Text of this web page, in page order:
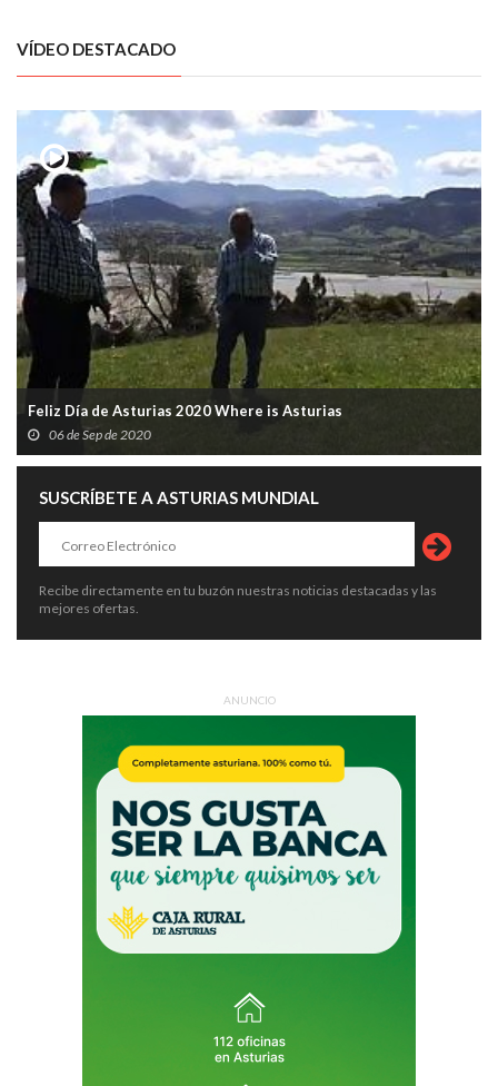
VÍDEO DESTACADO
Feliz Día de Asturias 2020 Where is Asturias
06 de Sep de 2020
SUSCRÍBETE A ASTURIAS MUNDIAL
Recibe directamente en tu buzón nuestras noticias destacadas y las
mejores ofertas.
ANUNCIO